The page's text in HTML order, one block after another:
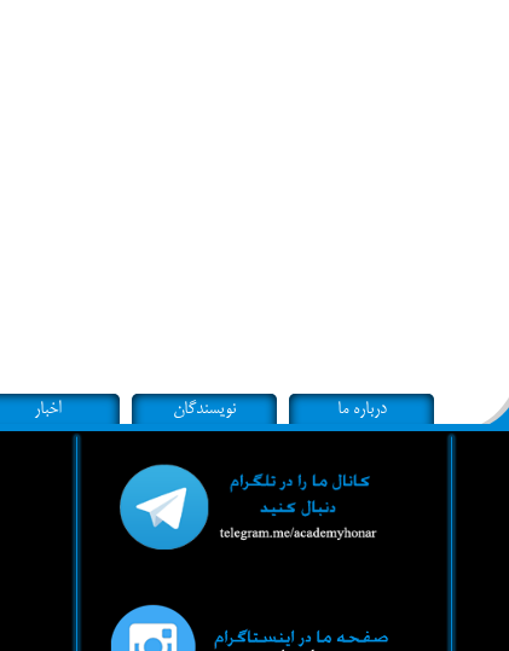
درباره ما نویسندگان اخبار